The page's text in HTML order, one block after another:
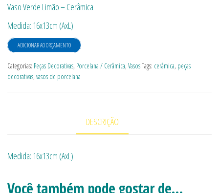
Vaso Verde Limão – Cerâmica
Medida: 16x13cm (AxL)
ADICIONAR AO ORÇAMENTO
Categorias: Peças Decorativas, Porcelana / Cerâmica, VasosTags: cerâmica, peças
decorativas, vasos de porcelana
DESCRIÇÃO
Medida: 16x13cm (AxL)
Você também pode gostar de…